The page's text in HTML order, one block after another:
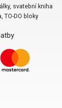
svatební kniha
TO-DO bloky